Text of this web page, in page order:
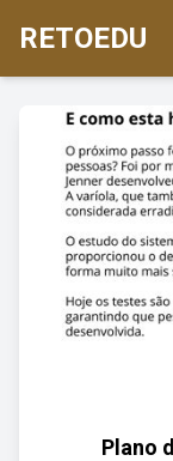
RETOEDU
Plano